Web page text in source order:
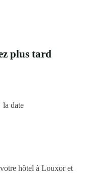
plus tard
la date
hôtel à Louxor et